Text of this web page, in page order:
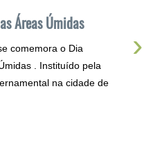
Áreas Úmidas
›
comemora o Dia
. Instituído pela
na cidade de